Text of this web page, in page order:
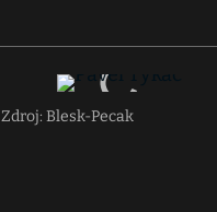
Zdroj: Blesk-Pecak